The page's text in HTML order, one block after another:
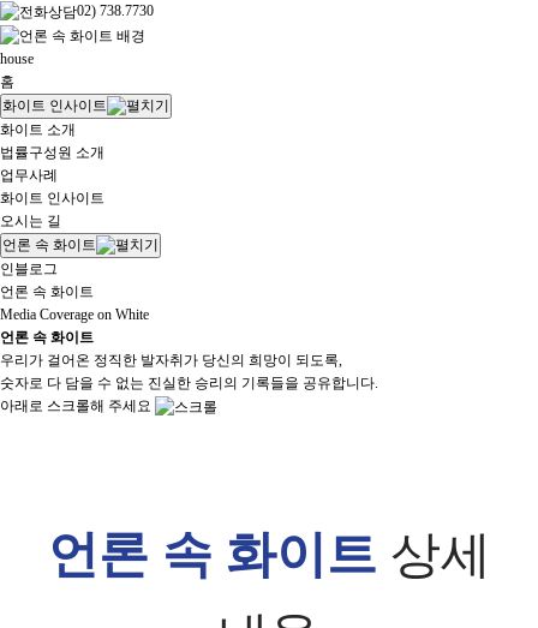
02) 738.7730
house
홈
화이트 인사이트
화이트 소개
법률구성원 소개
업무사례
화이트 인사이트
오시는 길
언론 속 화이트
인블로그
언론 속 화이트
Media Coverage on White
언론 속 화이트
우리가 걸어온 정직한 발자취가 당신의 희망이 되도록,
숫자로 다 담을 수 없는 진실한 승리의 기록들을 공유합니다.
아래로 스크롤해 주세요
언론 속 화이트 상세